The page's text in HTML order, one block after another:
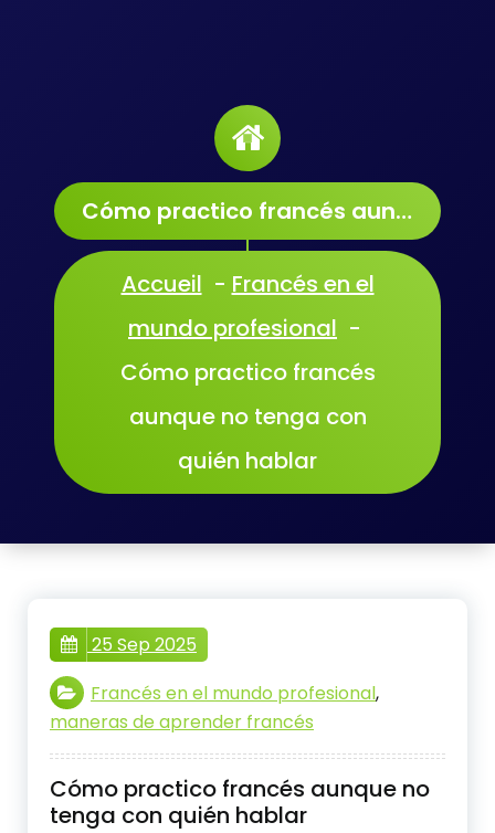
Cómo practico francés aunque no tenga con quién hablar
Accueil - Francés en el
mundo profesional -
Cómo practico francés
aunque no tenga con
quién hablar
25 Sep 2025
Francés en el mundo profesional,
maneras de aprender francés
Cómo practico francés aunque no
tenga con quién hablar